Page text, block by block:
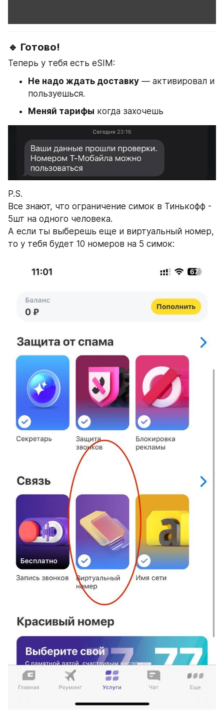
🔹 Готово!
Теперь у тебя есть eSIM:
Не надо ждать доставку — активировал и
пользуешься.
Меняй тарифы когда захочешь
P.S.
Все знают, что ограничение симок в Тинькофф -
5шт на одного человека.
А если ты выберешь еще и виртуальный номер,
то у тебя будет 10 номеров на 5 симок: